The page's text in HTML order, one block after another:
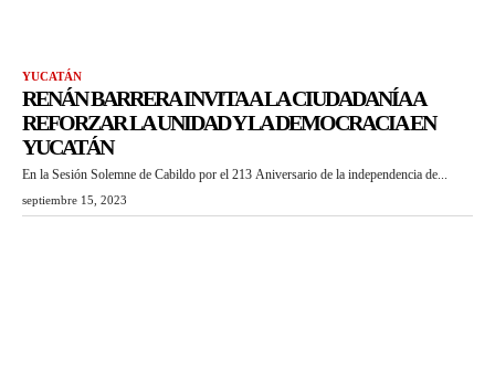
YUCATÁN
RENÁN BARRERA INVITA A LA CIUDADANÍA A
REFORZAR LA UNIDAD Y LA DEMOCRACIA EN
YUCATÁN
En la Sesión Solemne de Cabildo por el 213 Aniversario de la independencia de...
septiembre 15, 2023